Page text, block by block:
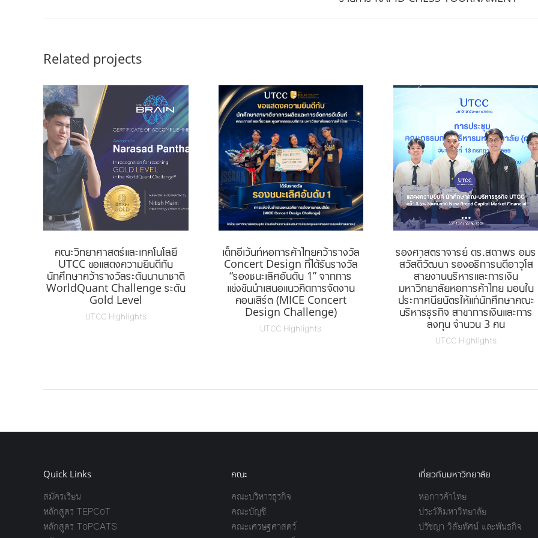
Related projects
คณะวิทยาศาสตร์และเทคโนโลยี
UTCC ขอแสดงความยินดีกับ
นักศึกษาคว้ารางวัลระดับนานาชาติ
WorldQuant Challenge ระดับ
Gold Level
UTCC Highlights
เด็กอีเว้นท์หอการค้าไทยคว้ารางวัล
Concert Design ที่ได้รับรางวัล
“รองชนะเลิศอันดับ 1” จากการ
แข่งขันนำเสนอแนวคิดการจัดงาน
คอนเสิร์ต (MICE Concert
Design Challenge)
UTCC Highlights
รองศาสตราจารย์ ดร.สถาพร อมร
สวัสดิ์วัฒนา รองอธิการบดีอาวุโส
สายงานบริหารและการเงิน
มหาวิทยาลัยหอการค้าไทย มอบใบ
ประกาศนียบัตรให้แก่นักศึกษาคณะ
บริหารธุรกิจ สาขาการเงินและการ
ลงทุน จำนวน 3 คน
UTCC Highlights
Quick Links
สมัครเรียน
หลักสูตร TEPCoT
หลักสูตร ToPCATS
คณะ
คณะบริหารธุรกิจ
คณะบัญชี
คณะเศรษฐศาสตร์
เกี่ยวกับมหาวิทยาลัย
หอการค้าไทย
ประวัติมหาวิทยาลัย
ปรัชญา วิสัยทัศน์ และพันธกิจ